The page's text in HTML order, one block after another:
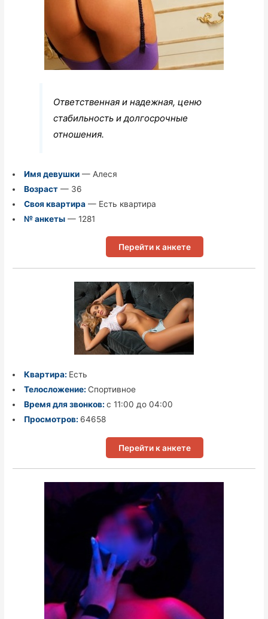
Ответственная и надежная, ценю
стабильность и долгосрочные
отношения.
Имя девушки— Алеся
Возраст— 36
Своя квартира— Есть квартира
№ анкеты— 1281
Перейти к анкете
Квартира: Есть
Телосложение: Спортивное
Время для звонков: с 11:00 до 04:00
Просмотров: 64658
Перейти к анкете